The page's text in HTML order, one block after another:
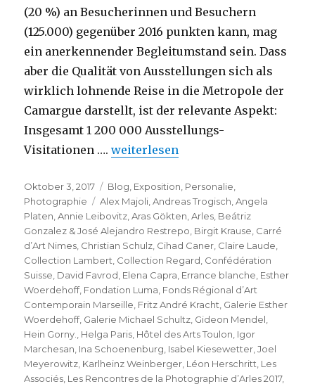
(20 %) an Besucherinnen und Besuchern
(125.000) gegenüber 2016 punkten kann, mag
ein anerkennender Begleitumstand sein. Dass
aber die Qualität von Ausstellungen sich als
wirklich lohnende Reise in die Metropole der
Camargue darstellt, ist der relevante Aspekt:
Insgesamt 1 200 000 Ausstellungs-
Visitationen ….„Les Rencontres de la Photographie
weiterlesen
Veröffentlicht
am
Oktober 3, 2017 Kategorien
Blog Exposition Personalie
Photographie
Schlagwörter
Alex Majoli ,Andreas Trogisch ,Angela
Platen ,Annie Leibovitz ,Aras Gökten ,Arles Beátriz
Gonzalez & José Alejandro Restrepo Birgit Krause Carré
d’Art Nimes Christian Schulz Cihad Caner Claire Laude
Collection Lambert Collection Regard Confédération
Suisse David Favrod Elena Capra Errance blanche Esther
Woerdehoff, Fondation Luma Fonds Régional d’Art
Contemporain Marseille Fritz André Kracht Galerie Esther
Woerdehoff, Galerie Michael Schultz Gideon Mendel
Hein Gorny.
Helga Paris Hôtel des Arts Toulon Igor
Marchesan Ina Schoenenburg Isabel Kiesewetter ,Joel
Meyerowitz Karlheinz Weinberger Léon Herschritt Les
Associés Les Rencontres de la Photographie d’Arles 2017,